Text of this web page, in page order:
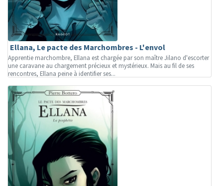
Ellana, Le pacte des Marchombres - L'envol
Apprentie marchombre, Ellana est chargée par son maître Jilano d'escorter
une caravane au chargement précieux et mystérieux. Mais au fil de ses
rencontres, Ellana peine à identifier ses...